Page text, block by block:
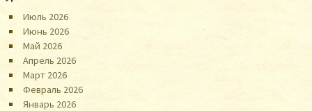
Июль 2026
Июнь 2026
Май 2026
Апрель 2026
Март 2026
Февраль 2026
Январь 2026